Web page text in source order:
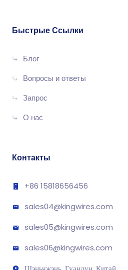
Быстрые Ссылки
Блог
Вопросы и ответы
Запрос
О нас
Контакты
+86 15818656456
sales04@kingwires.com
sales05@kingwires.com
sales06@kingwires.com